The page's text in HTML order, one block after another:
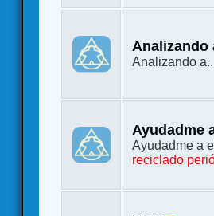
Analizando
Analizando
Ayudadme
Ayudadme a
reciclado